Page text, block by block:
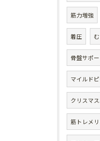
筋力増強
着圧
骨盤サポー
マイルド
クリスマ
筋トレメ